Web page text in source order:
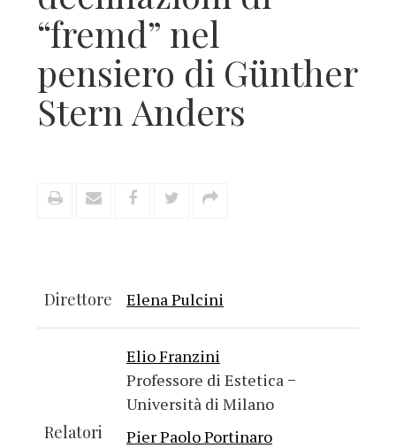
“fremd” nel
pensiero di Günther
Stern Anders
Direttore Elena Pulcini
Relatori
Elio Franzini
Professore di Estetica −
Università di Milano
Pier Paolo Portinaro